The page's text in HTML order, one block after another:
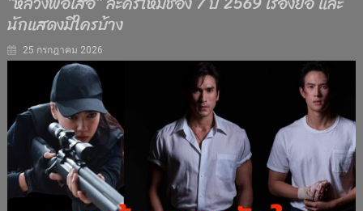
นักแสดงมีใครบ้าง
25 กรกฎาคม 2026